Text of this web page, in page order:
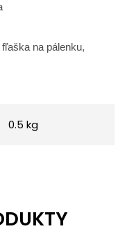
na pálenku,
0.5 kg